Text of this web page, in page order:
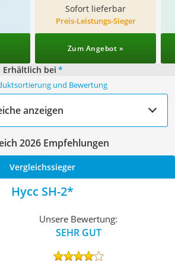
Sofort lieferbar
Preis-Leistungs-Sieger
Zum Angebot »
Erhältlich bei *
und Bewertung
anzeigen
2026 Empfehlungen
Vergleichssieger
Hycc SH-2
Unsere Bewertung:
SEHR GUT